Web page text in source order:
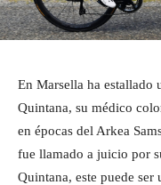
En Marsella ha estallado
Quintana, su médico
en épocas del Arkea
fue llamado a juicio por
Quintana, este puede